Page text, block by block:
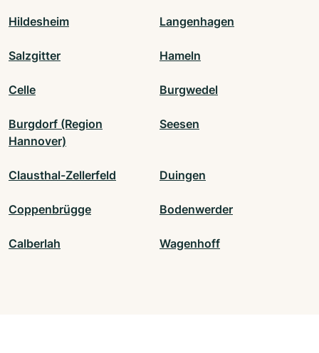
Hildesheim Langenhagen
Salzgitter Hameln
Celle Burgwedel
Burgdorf (Region
Hannover)
Seesen
Clausthal-Zellerfeld Duingen
Coppenbrügge Bodenwerder
Calberlah Wagenhoff